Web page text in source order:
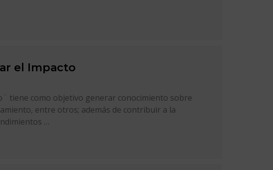
el Impacto
tiene como objetivo generar conocimiento sobre
entre otros; además de contribuir a la
…